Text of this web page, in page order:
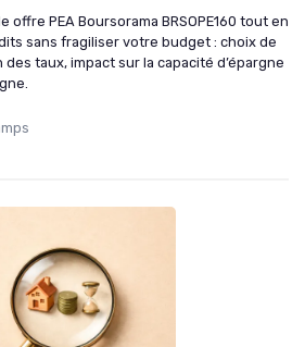
PEA Boursorama BRSOPE160 tout en
sans fragiliser votre budget : choix de
des taux, impact sur la capacité d’épargne